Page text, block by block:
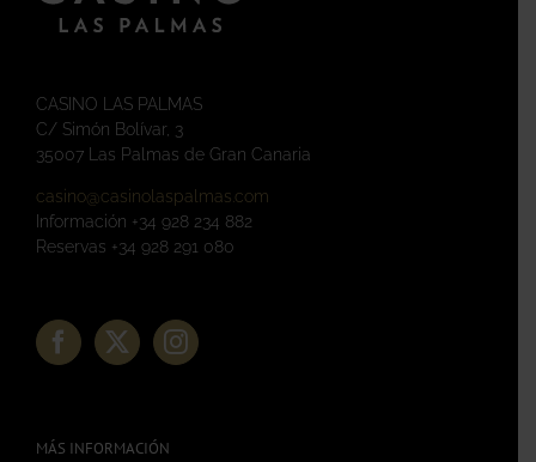
CASINO LAS PALMAS
C/ Simón Bolívar, 3
35007 Las Palmas de Gran Canaria
casino@casinolaspalmas.com
Información +34 928 234 882
Reservas +34 928 291 080
MÁS INFORMACIÓN